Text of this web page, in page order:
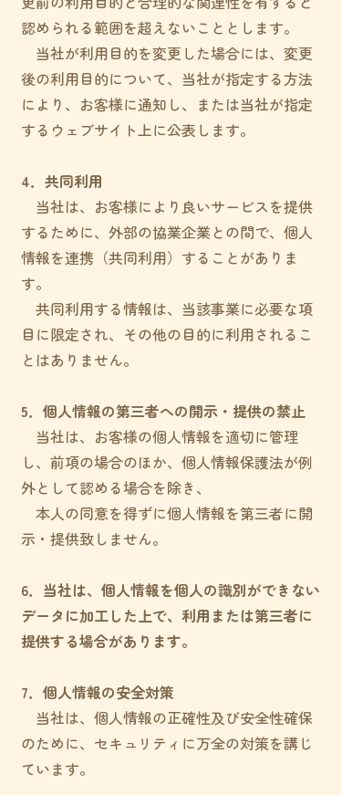
認められる範囲を超えないこととします。
当社が利用目的を変更した場合には、変更
後の利用目的について、当社が指定する方法
により、お客様に通知し、または当社が指定
するウェブサイト上に公表します。
4．共同利用
当社は、お客様により良いサービスを提供
するために、外部の協業企業との間で、個人
情報を連携（共同利用）することがありま
す。
共同利用する情報は、当該事業に必要な項
目に限定され、その他の目的に利用されるこ
とはありません。
5．個人情報の第三者への開示・提供の禁止
当社は、お客様の個人情報を適切に管理
し、前項の場合のほか、個人情報保護法が例
外として認める場合を除き、
本人の同意を得ずに個人情報を第三者に開
示・提供致しません。
6．当社は、個人情報を個人の識別ができない
データに加工した上で、利用または第三者に
提供する場合があります。
7．個人情報の安全対策
当社は、個人情報の正確性及び安全性確保
のために、セキュリティに万全の対策を講じ
ています。